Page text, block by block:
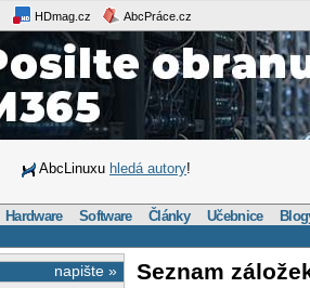
HDmag.cz AbcPráce.cz
AbcLinuxu hledá autory!
Hardware Software Články Učebnice
napište » Seznam